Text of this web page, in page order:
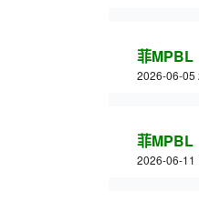
菲MPBL
2026-06-05
菲MPBL
2026-06-11